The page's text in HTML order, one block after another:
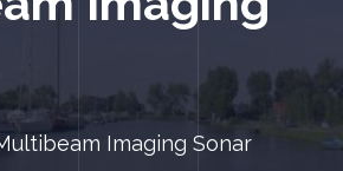
Imaging Sonar